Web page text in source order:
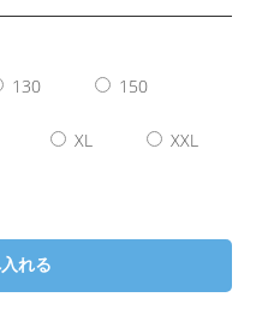
130 150
XL XXL